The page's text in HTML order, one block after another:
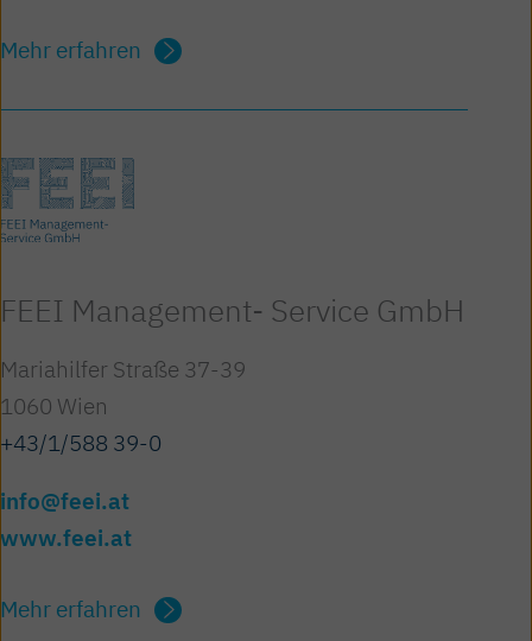
Mehr erfahren
FEEI Management- Service GmbH
Mariahilfer Straße 37-39
1060 Wien
+43/1/588 39-0
info@feei.at
www.feei.at
Mehr erfahren